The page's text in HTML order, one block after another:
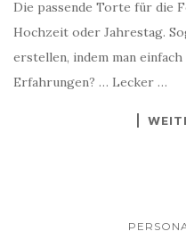
Die passende Torte für die
Hochzeit oder Jahrestag.
erstellen, indem man
Erfahrungen? … Lecker …